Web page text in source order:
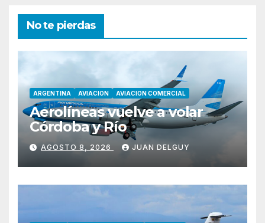
No te pierdas
ARGENTINA AVIACION AVIACION COMERCIAL
Aerolíneas vuelve a volar
Córdoba y Río
AGOSTO 8, 2026 JUAN DELGUY